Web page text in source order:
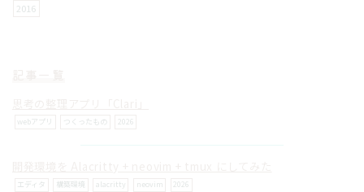
2016
webアプリ つくったもの 2026
エディタ 構築環境 alacritty neovim 2026